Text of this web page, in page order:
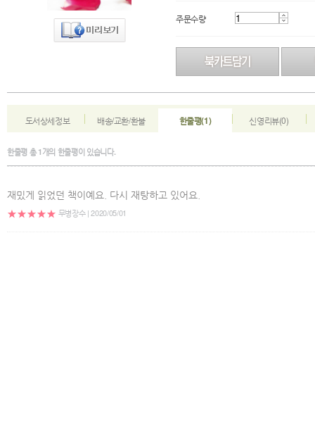
주문수량
도서상세정보 배송/교환/환불 한줄평(1) 신영리뷰(0)
한줄평 총1 개의 한줄평이 있습니다.
재밌게 읽었던 책이예요. 다시 재탕하고 있어요.
무병장수 | 2020/05/01